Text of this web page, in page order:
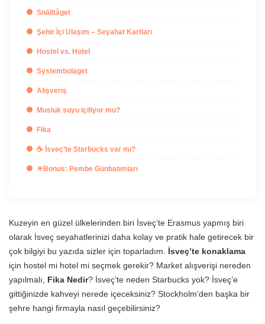
Snälltåget
Şehir İçi Ulaşım – Seyahat Kartları
Hostel vs. Hotel
Systembolaget
Alışveriş
Musluk suyu içiliyor mu?
Fika
☕ İsveç’te Starbucks var mı?
☀Bonus: Pembe Günbatımları
Kuzeyin en güzel ülkelerinden biri İsveç’te Erasmus yapmış biri
olarak İsveç seyahatlerinizi daha kolay ve pratik hale getirecek bir
çok bilgiyi bu yazıda sizler için toparladım. İsveç’te konaklama
için hostel mi hotel mi seçmek gerekir? Market alışverişi nereden
yapılmalı, Fika Nedir? İsveç’te neden Starbucks yok? İsveç’e
gittiğinizde kahveyi nerede içeceksiniz? Stockholm’den başka bir
şehre hangi firmayla nasıl geçebilirsiniz?